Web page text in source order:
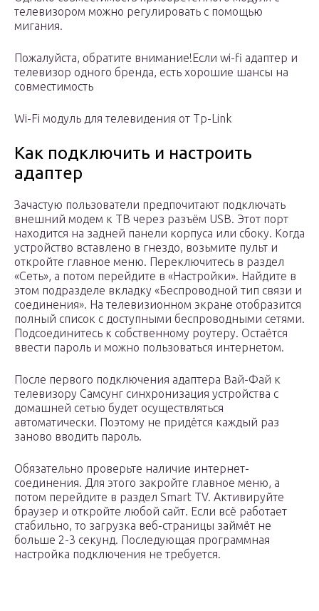
телевизором можно регулировать с помощью
мигания.
Пожалуйста, обратите внимание!Если wi-fi адаптер и
телевизор одного бренда, есть хорошие шансы на
совместимость
Wi-Fi модуль для телевидения от Tp-Link
Как подключить и настроить
адаптер
Зачастую пользователи предпочитают подключать
внешний модем к ТВ через разъём USB. Этот порт
находится на задней панели корпуса или сбоку. Когда
устройство вставлено в гнездо, возьмите пульт и
откройте главное меню. Переключитесь в раздел
«Сеть», а потом перейдите в «Настройки». Найдите в
этом подразделе вкладку «Беспроводной тип связи и
соединения». На телевизионном экране отобразится
полный список с доступными беспроводными сетями.
Подсоединитесь к собственному роутеру. Остаётся
ввести пароль и можно пользоваться интернетом.
После первого подключения адаптера Вай-Фай к
телевизору Самсунг синхронизация устройства с
домашней сетью будет осуществляться
автоматически. Поэтому не придётся каждый раз
заново вводить пароль.
Обязательно проверьте наличие интернет-
соединения. Для этого закройте главное меню, а
потом перейдите в раздел Smart TV. Активируйте
браузер и откройте любой сайт. Если всё работает
стабильно, то загрузка веб-страницы займёт не
больше 2-3 секунд. Последующая программная
настройка подключения не требуется.